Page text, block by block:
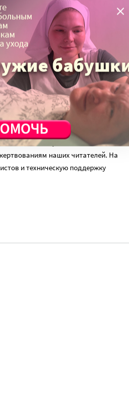
же у нас инвалидность уже
Мы быстро проходим
дальше – к
ПРОДОЛЖИЛСЯ?
в пользу нашего сайта.
наших читателей. На
и техническую поддержку